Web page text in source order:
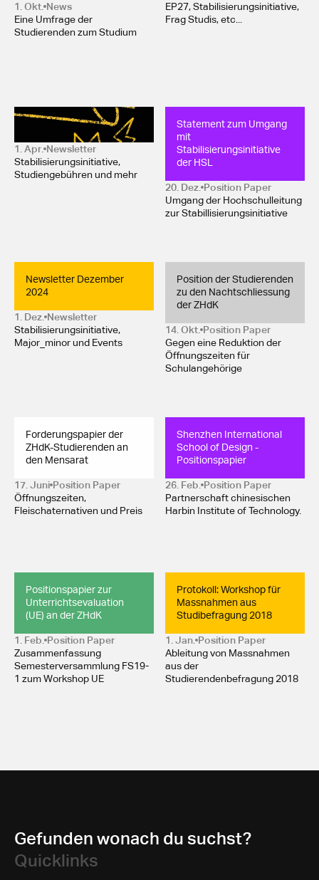
Gefunden wonach du suchst?
Quicklinks
1. Okt. News
Eine Umfrage der
Studierenden zum Studium
EP27, Stabilisierungsinitiative,
Frag Studis, etc...
Newsletter März 2025
1. Apr. Newsletter
Stabilisierungsinitiative,
Studiengebühren und mehr
Statement zum Umgang
mit
Stabilisierungsinitiative
der HSL
20. Dez. Position Paper
Umgang der Hochschulleitung
zur Stabillisierungsinitiative
Newsletter Dezember
2024
1. Dez. Newsletter
Stabilisierungsinitiative,
Major_minor und Events
Position der Studierenden
zu den Nachtschliessung
der ZHdK
14. Okt. Position Paper
Gegen eine Reduktion der
Öffnungszeiten für
Schulangehörige
Forderungspapier der
ZHdK-Studierenden an
den Mensarat
17. Juni Position Paper
Öffnungszeiten,
Fleischaternativen und Preis
Shenzhen International
School of Design -
Positionspapier
26. Feb. Position Paper
Partnerschaft chinesischen
Harbin Institute of Technology.
Positionspapier zur
Unterrichtsevaluation
(UE) an der ZHdK
1. Feb. Position Paper
Zusammenfassung
Semesterversammlung FS19-
1 zum Workshop UE
Protokoll: Workshop für
Massnahmen aus
Studibefragung 2018
1. Jan. Position Paper
Ableitung von Massnahmen
aus der
Studierendenbefragung 2018